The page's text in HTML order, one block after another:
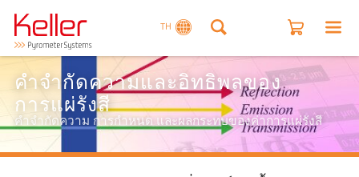
TH
คำจำกัดความและอิทธิพลของ
การแผ่รังสี
คำจำกัดความ การกำหนด และผลกระทบของค่าการแผ่รังสี